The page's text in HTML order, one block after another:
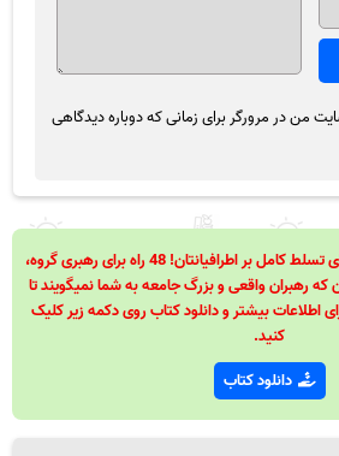
من در مرورگر برای زمانی که دوباره دیدگاهی
48 قانون قدرت! 48 فرمول برای تسلط کامل بر اطرافیانتان! 48 راه برای رهبری گروه،
دستانتان! 48 قانون که رهبران واقعی و بزرگ جامعه به شما نمیگویند تا
اطلاعات بیشتر و دانلود کتاب روی دکمه زیر کلیک
کنید.
دانلود کتاب